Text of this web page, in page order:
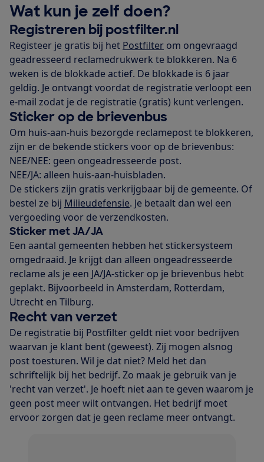
Wat kun je zelf doen?
Registreren bij postfilter.nl
Registeer je gratis bij het Postfilter om ongevraagd
geadresseerd reclamedrukwerk te blokkeren. Na 6
weken is de blokkade actief. De blokkade is 6 jaar
geldig. Je ontvangt voordat de registratie verloopt een
e-mail zodat je de registratie (gratis) kunt verlengen.
Sticker op de brievenbus
Om huis-aan-huis bezorgde reclamepost te blokkeren,
zijn er de bekende stickers voor op de brievenbus:
NEE/NEE: geen ongeadresseerde post.
NEE/JA: alleen huis-aan-huisbladen.
De stickers zijn gratis verkrijgbaar bij de gemeente. Of
bestel ze bij Milieudefensie. Je betaalt dan wel een
vergoeding voor de verzendkosten.
Sticker met JA/JA
Een aantal gemeenten hebben het stickersysteem
omgedraaid. Je krijgt dan alleen ongeadresseerde
reclame als je een JA/JA-sticker op je brievenbus hebt
geplakt. Bijvoorbeeld in Amsterdam, Rotterdam,
Utrecht en Tilburg.
Recht van verzet
De registratie bij Postfilter geldt niet voor bedrijven
waarvan je klant bent (geweest). Zij mogen alsnog
post toesturen. Wil je dat niet? Meld het dan
schriftelijk bij het bedrijf. Zo maak je gebruik van je
'recht van verzet'. Je hoeft niet aan te geven waarom je
geen post meer wilt ontvangen. Het bedrijf moet
ervoor zorgen dat je geen reclame meer ontvangt.